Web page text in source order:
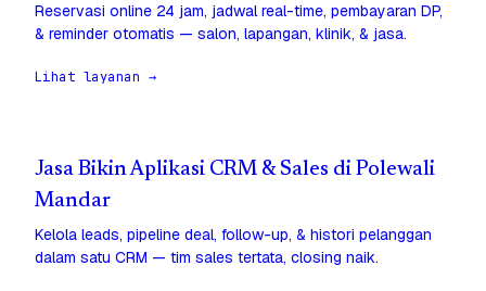
Reservasi online 24 jam, jadwal real-time, pembayaran DP,
& reminder otomatis — salon, lapangan, klinik, & jasa.
Lihat layanan →
Jasa Bikin Aplikasi CRM & Sales di Polewali
Mandar
Kelola leads, pipeline deal, follow-up, & histori pelanggan
dalam satu CRM — tim sales tertata, closing naik.